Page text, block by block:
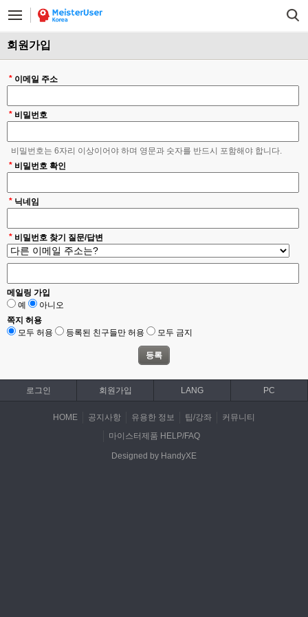
회원가입
이메일 주소
*
비밀번호
*
비밀번호는 6자리 이상이어야 하며 영문과 숫자를 반드시 포함해야 합니다.
비밀번호 확인
*
* 닉네임
* 비밀번호 찾기 질문/답변
메일링 가입
예
아니오
쪽지 허용
모두 허용
등록된 친구들만 허용 모두 금지
로그인 회원가입 LANG PC
HOME 공지사항 유용한 정보 팁/강좌
커뮤니티
마이스터제품 HELP/FAQ
Designed by HandyXE